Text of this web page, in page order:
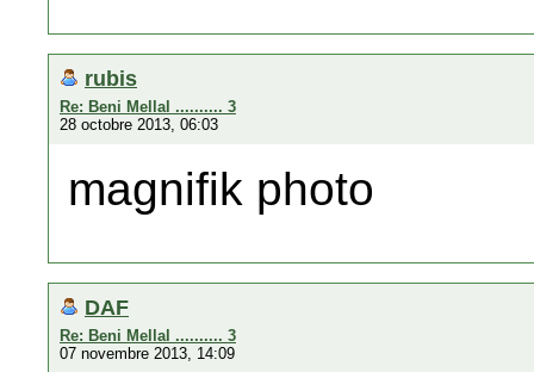
rubis
Re: Beni Mellal .......... 3
28 octobre 2013, 06:03
magnifik photo
DAF
Re: Beni Mellal .......... 3
07 novembre 2013, 14:09